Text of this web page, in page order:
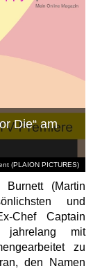
(PLAION PICTURES)
Die“ am
(Martin
und
Chef Captain
jahrelang mit
zu
den Namen